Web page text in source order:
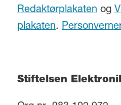
Redaktørplakaten og
plakaten.
Stiftelsen